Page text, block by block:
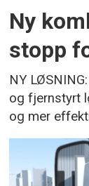
Ny
stopp
NY
og fjernstyrt
og mer